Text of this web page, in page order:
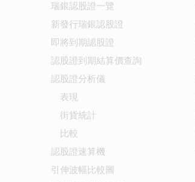
瑞銀認股證一覽
新發行瑞銀認股證
即將到期認股證
認股證到期結算價查詢
認股證分析儀
表現
街貨統計
比較
認股證速算機
引伸波幅比較圖